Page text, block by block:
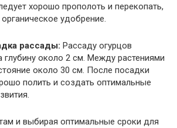
хорошо прополоть и перекопать,
удобрение.
рассады: Рассаду огурцов
глубину около 2 см. Между растениями
около 30 см. После посадки
полить и создать оптимальные
и выбирая оптимальные сроки для